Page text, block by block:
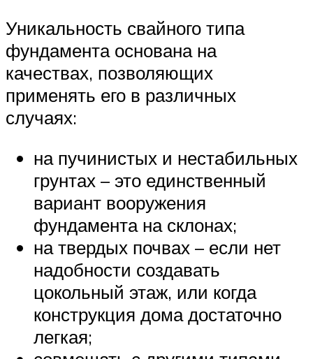
Уникальность свайного типа
фундамента основана на
качествах, позволяющих
применять его в различных
случаях:
на пучинистых и нестабильных
грунтах – это единственный
вариант вооружения
фундамента на склонах;
на твердых почвах – если нет
надобности создавать
цокольный этаж, или когда
конструкция дома достаточно
легкая;